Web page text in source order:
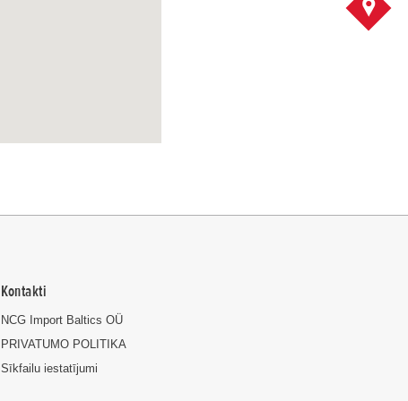
Kontakti
NCG Import Baltics OÜ
PRIVATUMO POLITIKA
Sīkfailu iestatījumi